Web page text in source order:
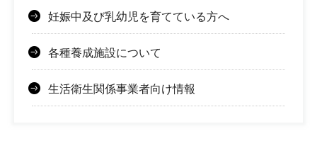
妊娠中及び乳幼児を育てている方へ
各種養成施設について
生活衛生関係事業者向け情報